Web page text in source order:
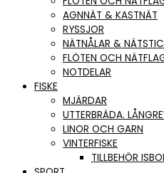
AGNNÄT & KASTNÄT
RYSSJOR
NÄTNÅLAR &
FLÖTEN OCH
NOTDELAR
FISKE
MJÄRDAR
UTTERBRÄDA.
LINOR OCH GARN
VINTERFISKE
TILLBEHÖR